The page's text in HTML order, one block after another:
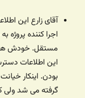
آقای زارع این
اجرا کننده پروژه
مستقل. خودش هم
این اطلاعات
بودن. اینکار
گرفته می شد ولی